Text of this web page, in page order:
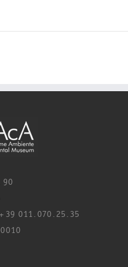
90
011.070.25.35